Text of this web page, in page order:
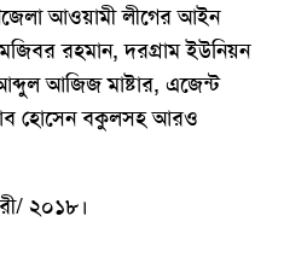
আওয়ামী লীগের আইন
রহমান, দরগ্রাম ইউনিয়ন
আজিজ মাষ্টার, এজেন্ট
হোসেন বকুলসহ আরও
২০১৮।